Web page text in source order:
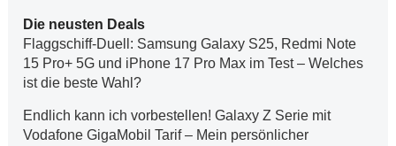
Die neusten Deals
Flaggschiff-Duell: Samsung Galaxy S25, Redmi Note
15 Pro+ 5G und iPhone 17 Pro Max im Test – Welches
ist die beste Wahl?
Endlich kann ich vorbestellen! Galaxy Z Serie mit
Vodafone GigaMobil Tarif – Mein persönlicher